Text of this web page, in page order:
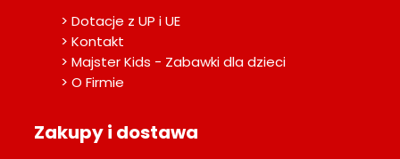
> Dotacje z UP i UE
> Kontakt
> Majster Kids - Zabawki dla dzieci
> O Firmie
Zakupy i dostawa